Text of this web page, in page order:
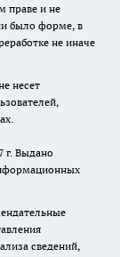
праве и не
было форме, в
не иначе
несет
г. Выдано
сведений,